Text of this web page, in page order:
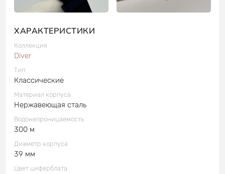
ХАРАКТЕРИСТИКИ
Коллекция
Diver
Тип
Классические
Материал корпуса
Нержавеющая сталь
Водонепроницаемость
300 м
Диаметр корпуса
39 мм
Цвет циферблата